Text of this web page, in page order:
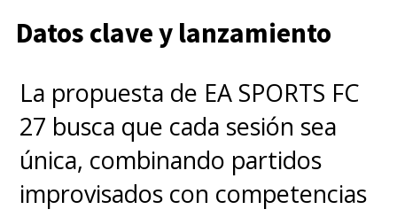
Datos clave y lanzamiento
La propuesta de EA SPORTS FC
27 busca que cada sesión sea
única, combinando partidos
improvisados con competencias